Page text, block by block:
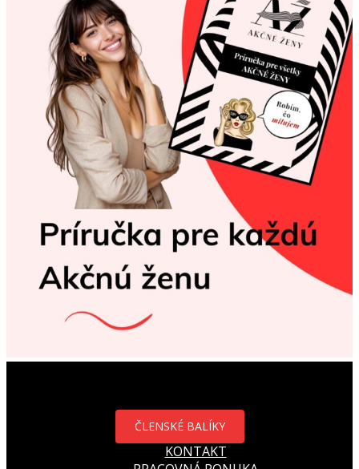
ČLENSKÉ BALÍKY
KONTAKT